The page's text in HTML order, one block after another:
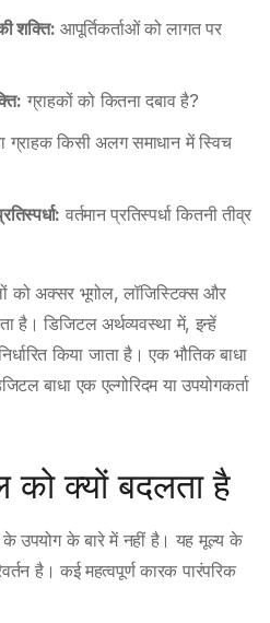
शक्ति: आपूर्तिकर्ताओं को लागत पर
ग्राहकों को कितना दबाव है?
ग्राहक किसी अलग समाधान में स्विच
वर्तमान प्रतिस्पर्धा कितनी तीव्र
को अक्सर भूगोल, लॉजिस्टिक्स और
है। डिजिटल अर्थव्यवस्था में, इन्हें
किया जाता है। एक भौतिक बाधा
बाधा एक एल्गोरिदम या उपयोगकर्ता
क्यों बदलता है
उपयोग के बारे में नहीं है। यह मूल्य के
है। कई महत्वपूर्ण कारक पारंपरिक